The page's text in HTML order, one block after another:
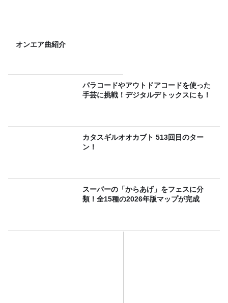
オンエア曲紹介
パラコードやアウトドアコードを使った
手芸に挑戦！デジタルデトックスにも！
カタスギルオオカブト 513回目のター
ン！
スーパーの「からあげ」をフェスに分
類！全15種の2026年版マップが完成